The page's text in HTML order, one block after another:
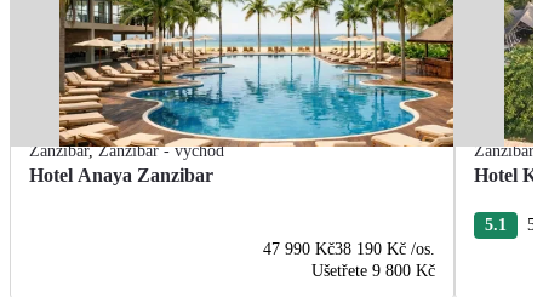
Zanzibar,Zanzibar - východ
Hotel Anaya Zanzibar
47 990 Kč38 190 Kč /os.
Ušetřete 9 800 Kč
Zanzibar
Hotel
5.1